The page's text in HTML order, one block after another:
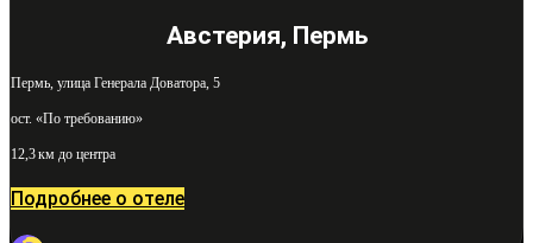
Австерия, Пермь
Пермь, улица Генерала Доватора, 5
ост. «По требованию»
12,3 км до центра
Подробнее о отеле